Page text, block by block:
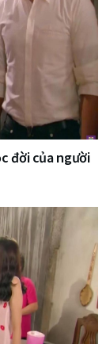
đời của người